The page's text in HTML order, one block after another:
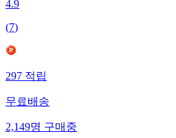
4.9
(7)
297적립
무료배송
2,149명구매중